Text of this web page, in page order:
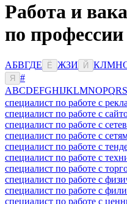
Работа и
по
АБВГДЕ Ё ЖЗИ Й КЛМН
Я
#
ABCDEFGHIJKLMNOPQRS
специалист по работе с
специалист по работе с
специалист по работе с
специалист по работе с
специалист по работе с
специалист по работе с
специалист по работе с
специалист по работе с
специалист по работе с
специалист по работе с